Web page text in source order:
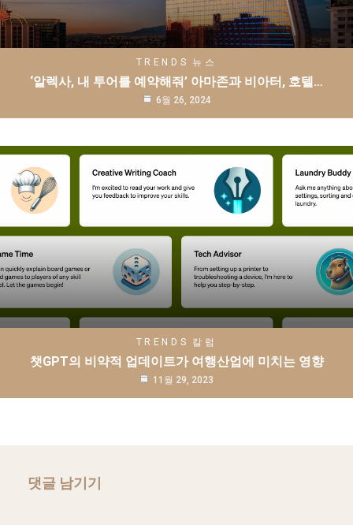
TRENDS 뉴스
‘알렉사, 내 투어를 예약해줘’ 아마존과 비아터, 호텔…
6월 26, 2024
TRENDS 칼럼
챗GPT의 비약적 업데이트가 여행산업에 미치는 영향
11월 29, 2023
댓글 남기기